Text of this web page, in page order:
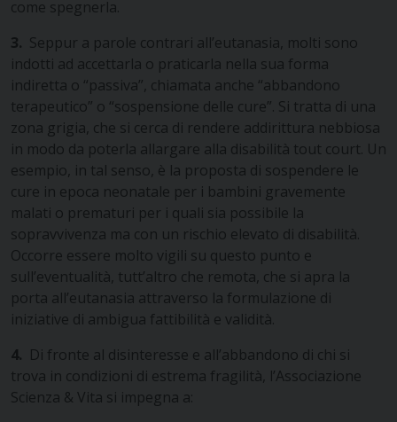
come spegnerla.
3. Seppur a parole contrari all’eutanasia, molti sono
indotti ad accettarla o praticarla nella sua forma
indiretta o “passiva”, chiamata anche “abbandono
terapeutico” o “sospensione delle cure”. Si tratta di una
zona grigia, che si cerca di rendere addirittura nebbiosa
in modo da poterla allargare alla disabilità tout court. Un
esempio, in tal senso, è la proposta di sospendere le
cure in epoca neonatale per i bambini gravemente
malati o prematuri per i quali sia possibile la
sopravvivenza ma con un rischio elevato di disabilità.
Occorre essere molto vigili su questo punto e
sull’eventualità, tutt’altro che remota, che si apra la
porta all’eutanasia attraverso la formulazione di
iniziative di ambigua fattibilità e validità.
4. Di fronte al disinteresse e all’abbandono di chi si
trova in condizioni di estrema fragilità, l’Associazione
Scienza & Vita si impegna a: